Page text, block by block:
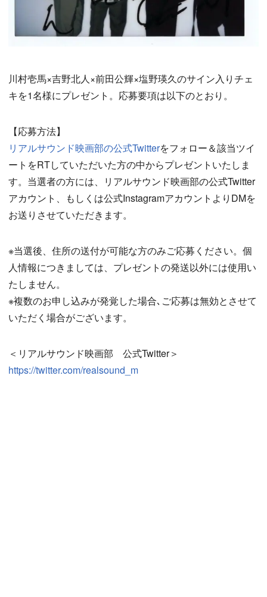
川村壱馬×吉野北人×前田公輝×塩野瑛久のサイン入りチェ
キを1名様にプレゼント。応募要項は以下のとおり。
【応募方法】
リアルサウンド映画部の公式Twitterをフォロー＆該当ツイ
ートをRTしていただいた方の中からプレゼントいたしま
す。当選者の方には、リアルサウンド映画部の公式Twitter
アカウント、もしくは公式InstagramアカウントよりDMを
お送りさせていただきます。
※当選後、住所の送付が可能な方のみご応募ください。個
人情報につきましては、プレゼントの発送以外には使用い
たしません。
※複数のお申し込みが発覚した場合､ご応募は無効とさせて
いただく場合がございます。
＜リアルサウンド映画部 公式Twitter＞
https://twitter.com/realsound_m